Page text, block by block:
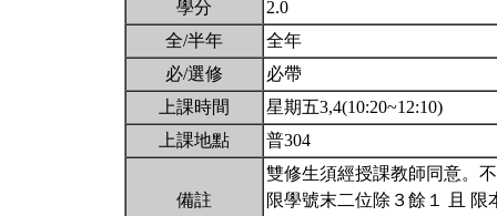
學分
2.0
全/半年
全年
必/選修
必帶
上課時間
星期五3,4(10:20~12:10)
上課地點
普304
備註
雙修生須經授課教師同意。
限學號末二位除３餘１ 且